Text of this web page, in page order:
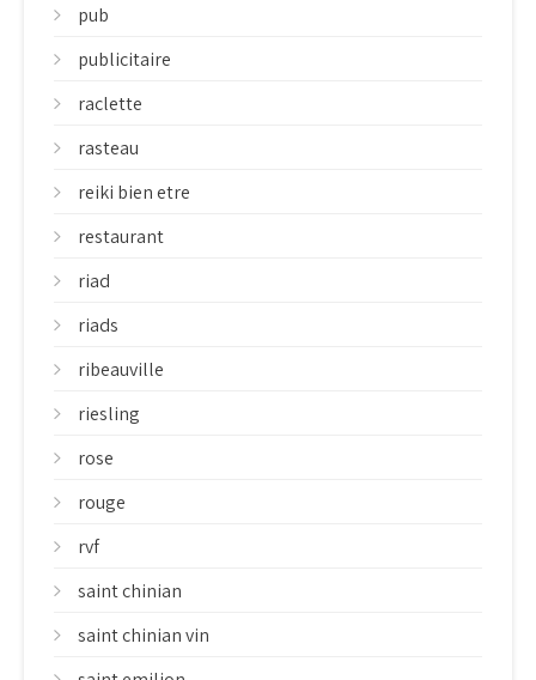
pub
publicitaire
raclette
rasteau
reiki bien etre
restaurant
riad
riads
ribeauville
riesling
rose
rouge
rvf
saint chinian
saint chinian vin